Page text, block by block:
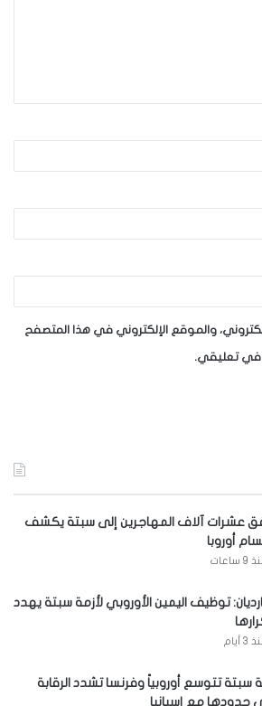
والموقع الإلكتروني في هذا المتصفح
في تعليقي.
عشرات آلاف المهاجرين إلى سبتة يكشف
أوروبا
ساعات
توظيف اليمين الأوروبي لأزمة سبتة يهدد
أيام
سبتة تتوسع أوروبياً وفرنسا تشدد الرقابة
حدودها مع إسبانيا